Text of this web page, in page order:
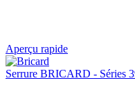
Aperçu rapide
Serrure BRICARD - Séries